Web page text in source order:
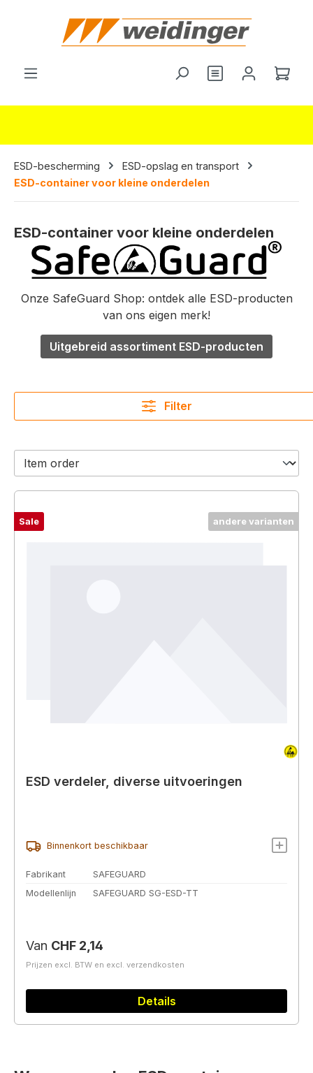
Je hebt 0 items
ESD-bescherming
ESD-opslag en transport
ESD-container voor kleine onderdelen
ESD-container voor kleine onderdelen
Onze SafeGuard Shop: ontdek alle ESD-producten
van ons eigen merk!
Uitgebreid assortiment ESD-producten
Filter
andere varianten
Sale
ESD verdeler, diverse uitvoeringen
Binnenkort beschikbaar
Fabrikant
SAFEGUARD
Modellenlijn
SAFEGUARD SG-ESD-TT
Normale prijs:
Van CHF 2,14
Prijzen excl. BTW en excl. verzendkosten
Details